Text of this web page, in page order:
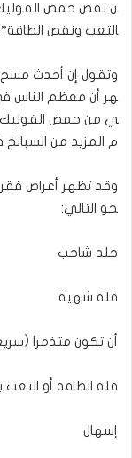
ن نقص حمض
التعب ونقص
هر أن معظم الناس
ي من حمض الفوليك”،
م المزيد من السبانخ
وقد تظهر أعراض
حو التالي:
جلد شاحب
قلة شهية
أن تكون متذمرا
قلة الطاقة أو
إسهال